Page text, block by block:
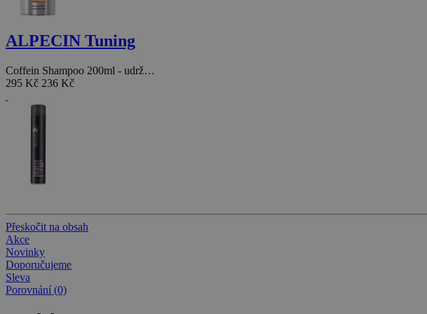
ALPECIN Tuning
Coffein Shampoo 200ml - udrž…
295 Kč 236 Kč
BLACK Styling
Extra Strong Spray 750ml - l…
290 Kč 229 Kč
Přeskočit na obsah
Akce
Novinky
Doporučujeme
Sleva
Porovnání (0)